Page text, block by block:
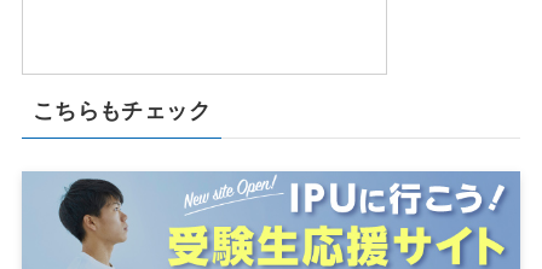
こちらもチェック